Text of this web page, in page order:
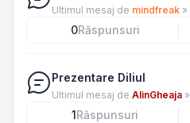
Ultimul mesaj de mindfreak »
0Răspunsuri
Prezentare Diliul
Ultimul mesaj de AlinGheaja »
1Răspunsuri